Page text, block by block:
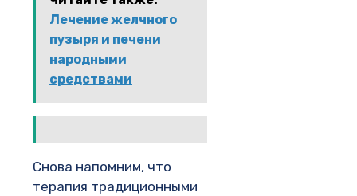
Лечение желчного
пузыря и печени
народными
средствами
Снова напомним, что
терапия традиционными